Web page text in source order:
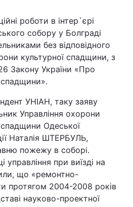
роботи в інтер`єрі
собору у Болграді
без відповідного
культурної спадщини, з
Закону України «Про
спадщини».
УНІАН, таку заяву
Управління охорони
спадщини Одеської
Наталія ШТЕРБУЛЬ,
пожежу в соборі.
управління при виїзді на
що «ремонтно-
протягом 2004-2008 років
науково-проектної